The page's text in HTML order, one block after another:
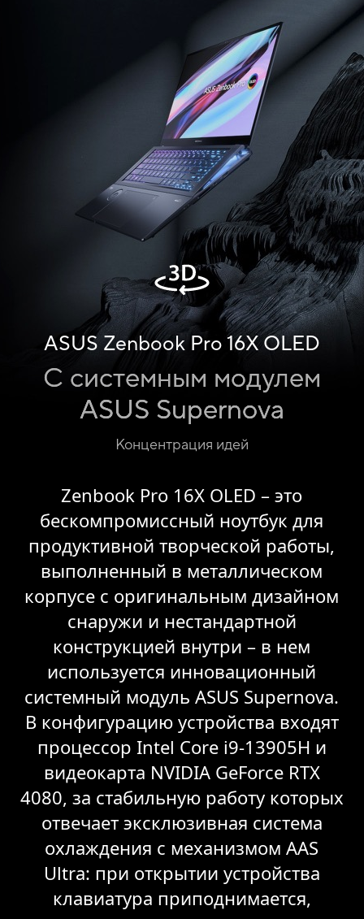
ASUS Zenbook Pro 16X OLED
С системным модулем
ASUS Supernova
Концентрация идей
Zenbook Pro 16X OLED – это
бескомпромиссный ноутбук для
продуктивной творческой работы,
выполненный в металлическом
корпусе с оригинальным дизайном
снаружи и нестандартной
конструкцией внутри – в нем
используется инновационный
системный модуль ASUS Supernova.
В конфигурацию устройства входят
процессор Intel Core i9-13905H и
видеокарта NVIDIA GeForce RTX
4080, за стабильную работу которых
отвечает эксклюзивная система
охлаждения с механизмом AAS
Ultra: при открытии устройства
клавиатура приподнимается,